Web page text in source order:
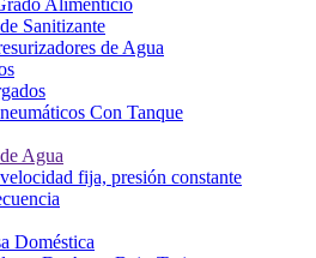
Alimenticio
Sanitizante
de Agua
Con Tanque
Agua
fija, presión constante
Doméstica